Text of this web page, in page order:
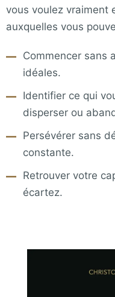
vous voulez vraiment
auxquelles vous
Commencer sans
idéales.
Identifier ce qui
disperser ou
Persévérer sans
constante.
Retrouver votre
écartez.